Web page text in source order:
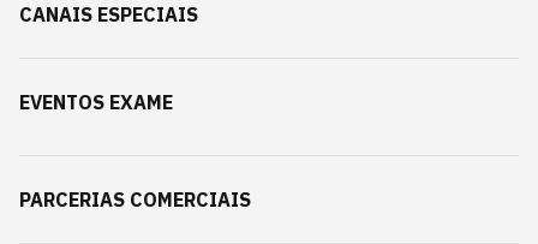
CANAIS ESPECIAIS
EVENTOS EXAME
PARCERIAS COMERCIAIS